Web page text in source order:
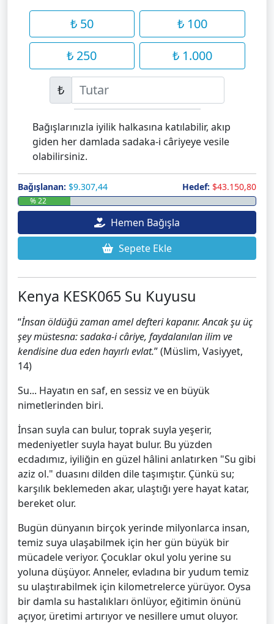
₺ 50
₺ 100
₺ 250
₺ 1.000
₺
Bağışlarınızla iyilik halkasına katılabilir, akıp
giden her damlada sadaka-i câriyeye vesile
olabilirsiniz.
Bağışlanan: $9.307,44 Hedef: $43.150,80
% 22
Hemen Bağışla
Sepete Ekle
Kenya KESK065 Su Kuyusu
“İnsan öldüğü zaman amel defteri kapanır. Ancak şu üç
şey müstesna: sadaka-i câriye, faydalanılan ilim ve
kendisine dua eden hayırlı evlat.” (Müslim, Vasiyyet,
14)
Su... Hayatın en saf, en sessiz ve en büyük
nimetlerinden biri.
İnsan suyla can bulur, toprak suyla yeşerir,
medeniyetler suyla hayat bulur. Bu yüzden
ecdadımız, iyiliğin en güzel hâlini anlatırken "Su gibi
aziz ol." duasını dilden dile taşımıştır. Çünkü su;
karşılık beklemeden akar, ulaştığı yere hayat katar,
bereket olur.
Bugün dünyanın birçok yerinde milyonlarca insan,
temiz suya ulaşabilmek için her gün büyük bir
mücadele veriyor. Çocuklar okul yolu yerine su
yoluna düşüyor. Anneler, evladına bir yudum temiz
su ulaştırabilmek için kilometrelerce yürüyor. Oysa
bir damla su hastalıkları önlüyor, eğitimin önünü
açıyor, üretimi artırıyor ve nesillere umut oluyor.